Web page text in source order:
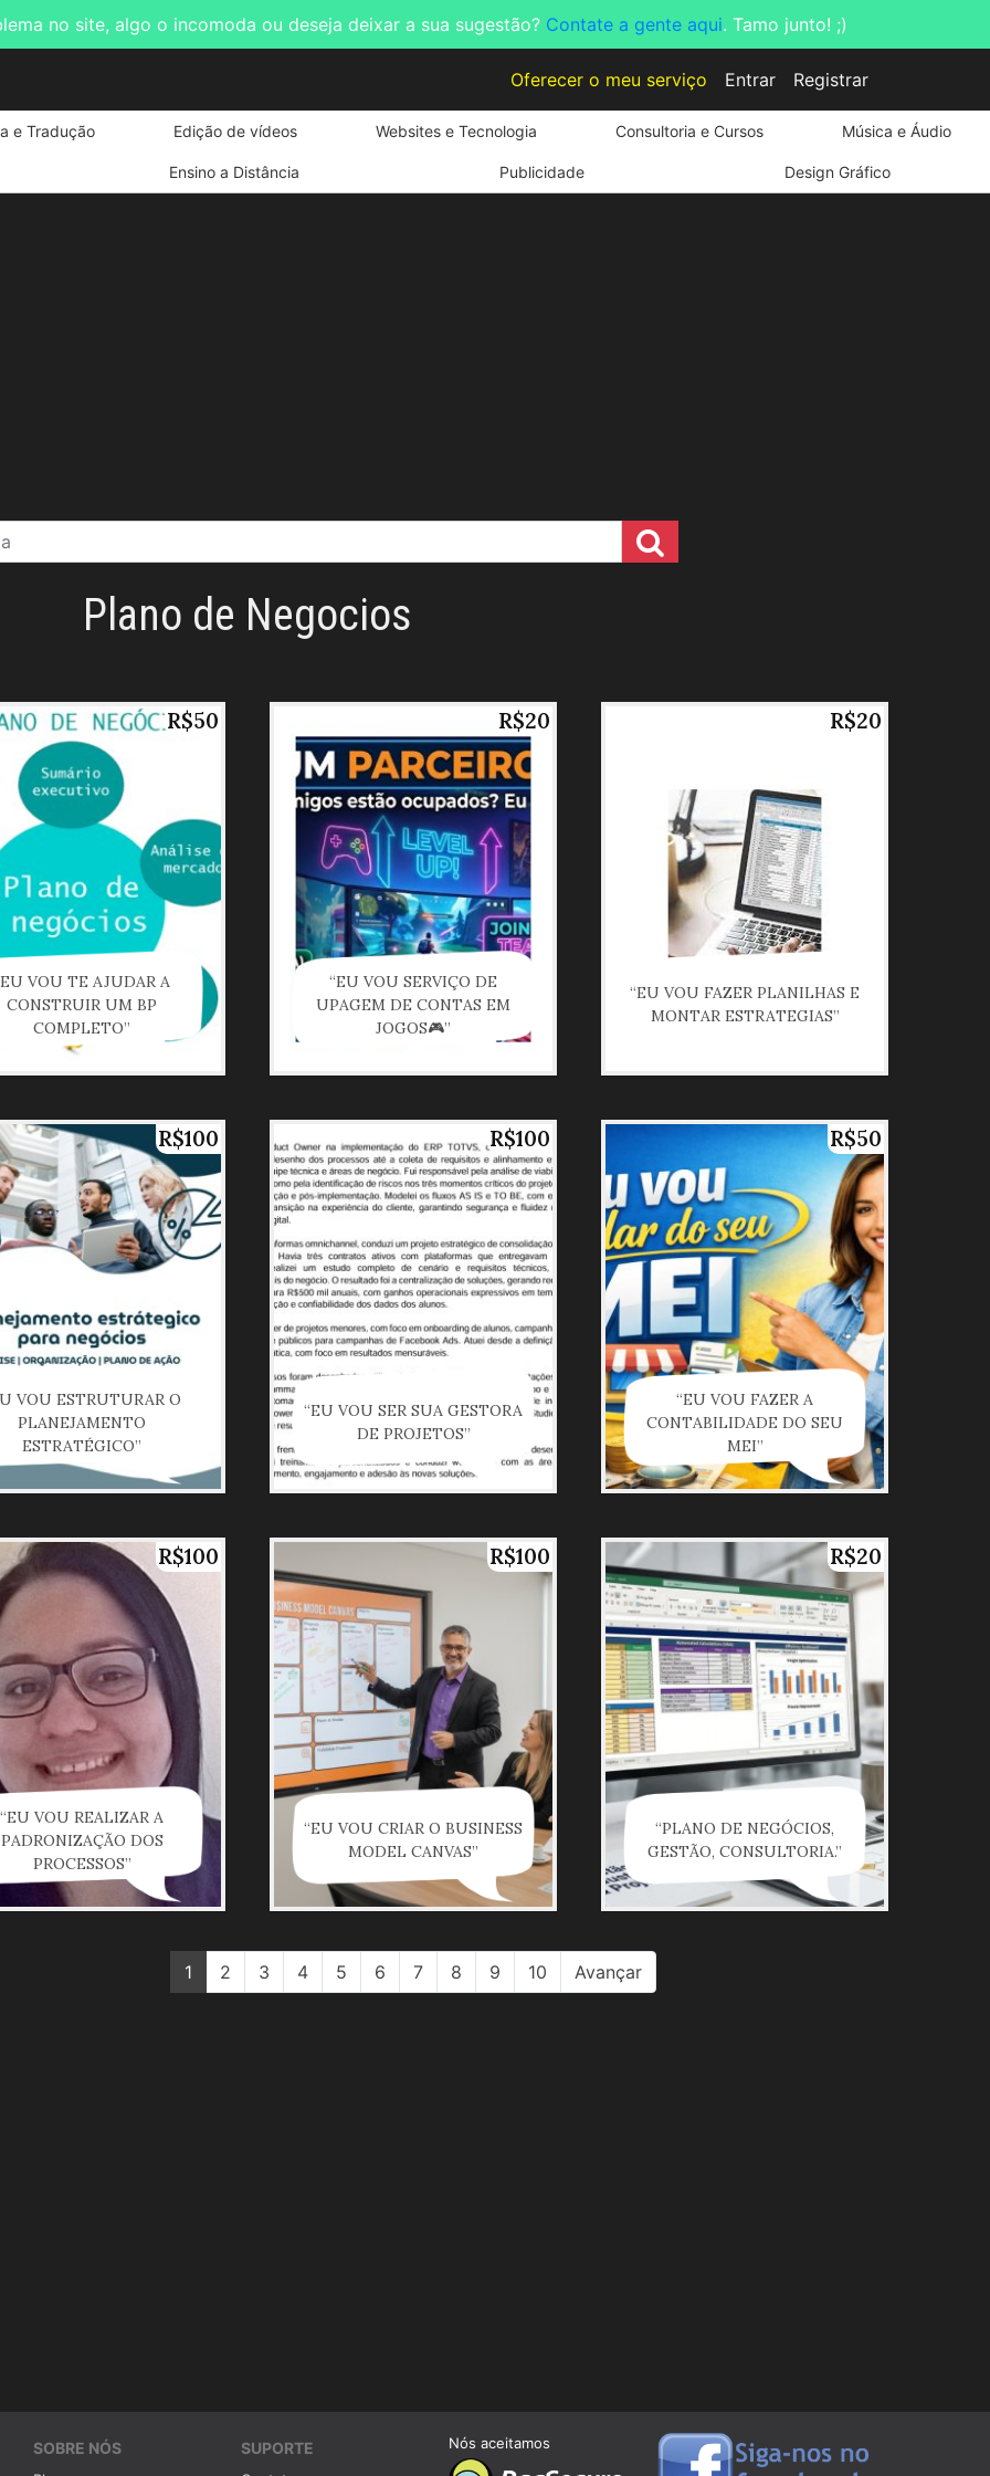
no site, algo o incomoda ou deseja deixar a sua sugestão? Contate a gente aqui. Tamo junto! ;)
Oferecer o meu serviço Entrar Registrar
e Tradução Edição de vídeos Websites e Tecnologia Consultoria e Cursos Música e Áudio
Ensino a Distância Publicidade Design Gráfico
Plano de Negocios
R$50
VOU TE AJUDAR A
CONSTRUIR UM BP
COMPLETO”
R$20
“EU VOU SERVIÇO DE
UPAGEM DE CONTAS EM
JOGOS🎮”
R$20
“EU VOU FAZER PLANILHAS E
MONTAR ESTRATEGIAS”
R$100
VOU ESTRUTURAR O
PLANEJAMENTO
ESTRATÉGICO”
R$100
“EU VOU SER SUA GESTORA
DE PROJETOS”
R$50
“EU VOU FAZER A
CONTABILIDADE DO SEU
MEI”
R$100
“EU VOU REALIZAR A
PADRONIZAÇÃO DOS
PROCESSOS”
R$100
“EU VOU CRIAR O BUSINESS
MODEL CANVAS”
R$20
“PLANO DE NEGÓCIOS,
GESTÃO, CONSULTORIA.”
1 2 3 4 5 6 7 8 9 10 Avançar
SOBRE NÓS SUPORTE Nós aceitamos